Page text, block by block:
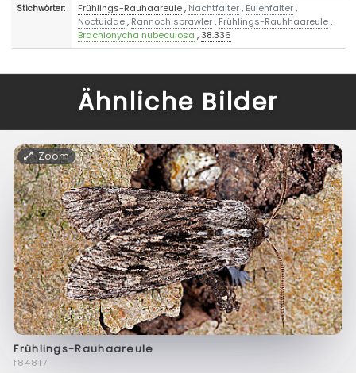
Stichwörter: Frühlings-Rauhaareule, Nachtfalter, Eulenfalter,
Noctuidae, Rannoch sprawler, Frühlings-Rauhhaareule,
Brachionycha nubeculosa ,38.336
Ähnliche Bilder
Zoom
Frühlings-Rauhaareule
f84817